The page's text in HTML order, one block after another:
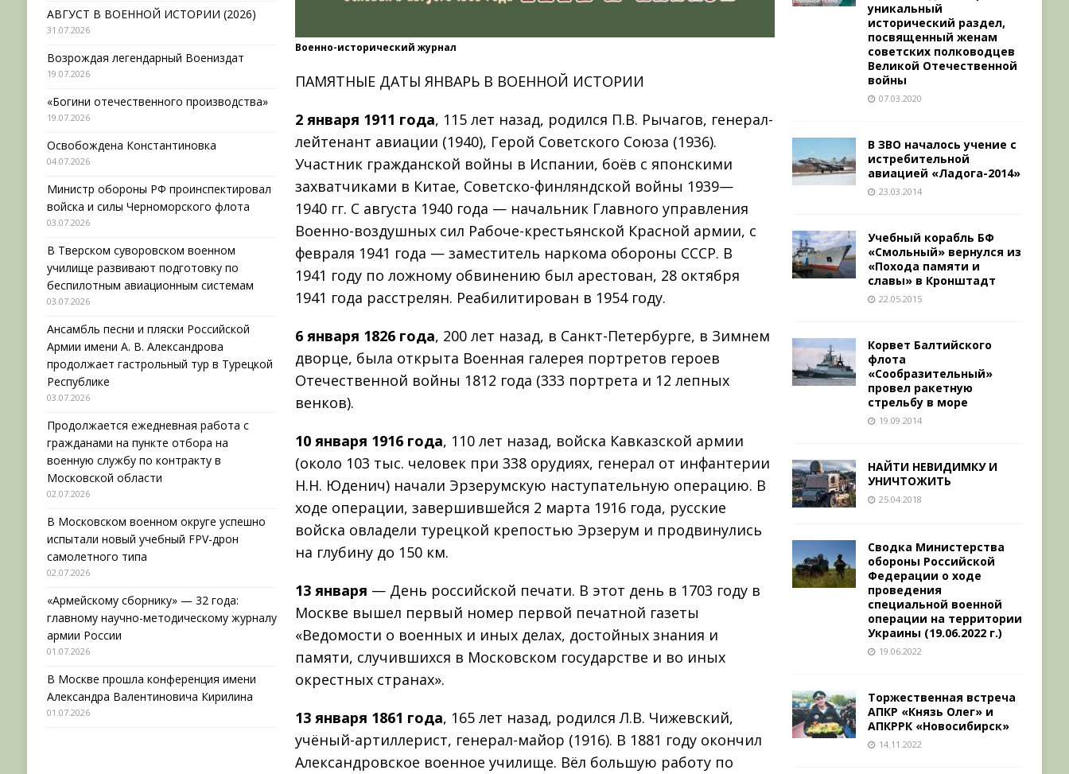
Военно-исторический журнал
ПАМЯТНЫЕ ДАТЫ ЯНВАРЬ В ВОЕННОЙ ИСТОРИИ
2 января 1911 года, 115 лет назад, родился П.В. Рычагов, генерал-
лейтенант авиации (1940), Герой Советского Союза (1936).
Участник гражданской войны в Испании, боёв с японскими
захватчиками в Китае, Советско-финляндской войны 1939—
1940 гг. С августа 1940 года — начальник Главного управления
Военно-воздушных сил Рабоче-крестьянской Красной армии, с
февраля 1941 года — заместитель наркома обороны СССР. В
1941 году по ложному обвинению был арестован, 28 октября
1941 года расстрелян. Реабилитирован в 1954 году.
6 января 1826 года, 200 лет назад, в Санкт-Петербурге, в Зимнем
дворце, была открыта Военная галерея портретов героев
Отечественной войны 1812 года (333 портрета и 12 лепных
венков).
10 января 1916 года, 110 лет назад, войска Кавказской армии
(около 103 тыс. человек при 338 орудиях, генерал от инфантерии
Н.Н. Юденич) начали Эрзерумскую наступательную операцию. В
ходе операции, завершившейся 2 марта 1916 года, русские
войска овладели турецкой крепостью Эрзерум и продвинулись
на глубину до 150 км.
13 января — День российской печати. В этот день в 1703 году в
Москве вышел первый номер первой печатной газеты
«Ведомости о военных и иных делах, достойных знания и
памяти, случившихся в Московском государстве и во иных
окрестных странах».
13 января 1861 года, 165 лет назад, родился Л.В. Чижевский,
учёный-артиллерист, генерал-майор (1916). В 1881 году окончил
Александровское военное училище. Вёл большую работу по
АВГУСТ В ВОЕННОЙ ИСТОРИИ (2026)
31.07.2026
Возрождая легендарный Воениздат
19.07.2026
«Богини отечественного производства»
19.07.2026
Освобождена Константиновка
04.07.2026
Министр обороны РФ проинспектировал
войска и силы Черноморского флота
03.07.2026
В Тверском суворовском военном
училище развивают подготовку по
беспилотным авиационным системам
03.07.2026
Ансамбль песни и пляски Российской
Армии имени А. В. Александрова
продолжает гастрольный тур в Турецкой
Республике
03.07.2026
Продолжается ежедневная работа с
гражданами на пункте отбора на
военную службу по контракту в
Московской области
02.07.2026
В Московском военном округе успешно
испытали новый учебный FPV-дрон
самолетного типа
02.07.2026
«Армейскому сборнику» — 32 года:
главному научно-методическому журналу
армии России
01.07.2026
В Москве прошла конференция имени
Александра Валентиновича Кирилина
01.07.2026
уникальный
исторический раздел,
посвященный женам
советских полководцев
Великой Отечественной
войны
07.03.2020
В ЗВО началось учение с
истребительной
авиацией «Ладога-2014»
23.03.2014
Учебный корабль БФ
«Смольный» вернулся из
«Похода памяти и
славы» в Кронштадт
22.05.2015
Корвет Балтийского
флота
«Сообразительный»
провел ракетную
стрельбу в море
19.09.2014
НАЙТИ НЕВИДИМКУ И
УНИЧТОЖИТЬ
25.04.2018
Сводка Министерства
обороны Российской
Федерации о ходе
проведения
специальной военной
операции на территории
Украины (19.06.2022 г.)
19.06.2022
Торжественная встреча
АПКР «Князь Олег» и
АПКРРК «Новосибирск»
14.11.2022